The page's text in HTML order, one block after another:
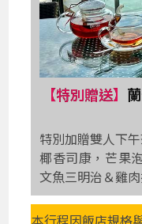
【特別贈送】
特別加贈雙人下
椰香司康，芒果
文魚三明治＆雞